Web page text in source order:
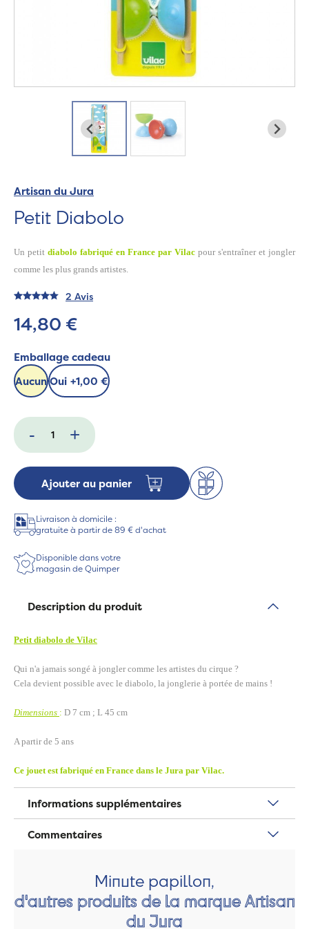
Artisan du Jura
Petit Diabolo
Un petit diabolo fabriqué en France par Vilac pour s'entraîner et jongler
comme les plus grands artistes.
2 Avis
14,80 €
Emballage cadeau
AucunOui +1,00 €
- +
Ajouter au panier
Livraison à domicile :
gratuite à partir de 89 € d'achat
Disponible dans votre
magasin de Quimper
Description du produit
Petit diabolo de Vilac
Qui n'a jamais songé à jongler comme les artistes du cirque ?
Cela devient possible avec le diabolo, la jonglerie à portée de mains !
Dimensions : D 7 cm ; L 45 cm
A partir de 5 ans
Ce jouet est fabriqué en France dans le Jura par Vilac.
Informations supplémentaires
Commentaires
Minute papillon,
d'autres produits de la marque Artisan
du Jura